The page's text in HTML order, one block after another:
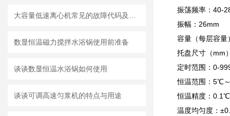
数显恒温磁力搅拌水浴锅使用前准备
谈谈数显恒温水浴锅如何使用
谈谈可调高速匀浆机的特点与用途
振荡频率：40-
振幅：26mm
容量（每层容
托盘尺寸（mm
定时范围：0-
恒温范围：5℃
恒温精度：
温度均匀度：